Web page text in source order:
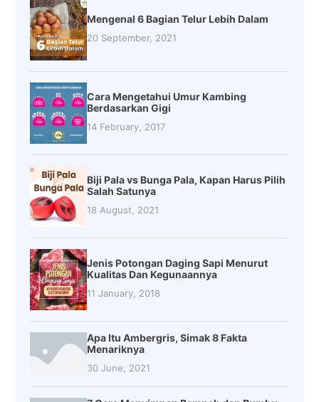
Mengenal 6 Bagian Telur Lebih Dalam
20 September, 2021
Cara Mengetahui Umur Kambing
Berdasarkan Gigi
14 February, 2017
Biji Pala vs Bunga Pala, Kapan Harus Pilih
Salah Satunya
18 August, 2021
Jenis Potongan Daging Sapi Menurut
Kualitas Dan Kegunaannya
11 January, 2018
Apa Itu Ambergris, Simak 8 Fakta
Menariknya
30 June, 2021